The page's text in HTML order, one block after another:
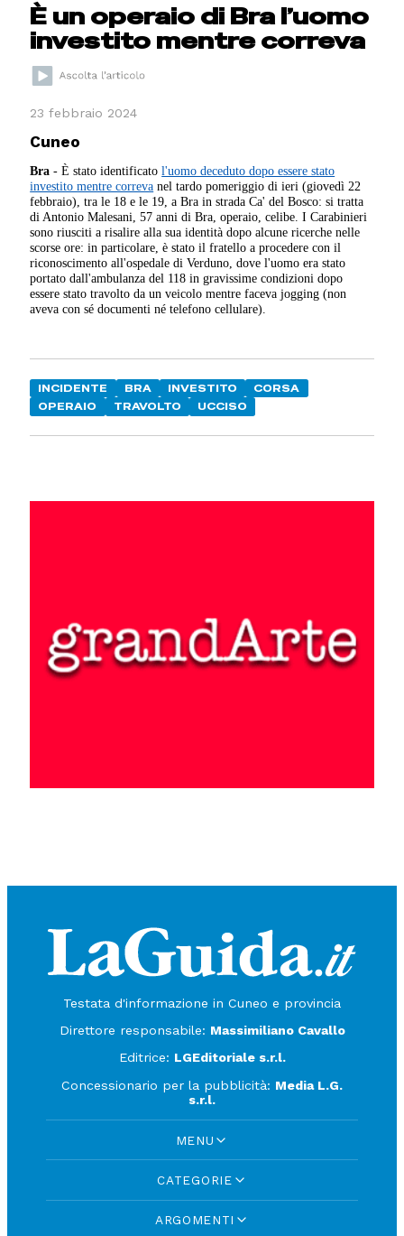
È un operaio di Bra l’uomo
investito mentre correva
23 febbraio 2024
Cuneo
Bra - È stato identificatol'uomo deceduto dopo essere stato
investito mentre correva nel tardo pomeriggio di ieri (giovedì 22
febbraio), tra le 18 e le 19, a Bra in strada Ca' del Bosco: si tratta
di Antonio Malesani, 57 anni di Bra, operaio, celibe. I Carabinieri
sono riusciti a risalire alla sua identità dopo alcune ricerche nelle
scorse ore: in particolare, è stato il fratello a procedere con il
riconoscimento all'ospedale di Verduno, dove l'uomo era stato
portato dall'ambulanza del 118 in gravissime condizioni dopo
essere stato travolto da un veicolo mentre faceva jogging (non
aveva con sé documenti né telefono cellulare).
INCIDENTE BRA INVESTITO
CORSA
OPERAIO
TRAVOLTO UCCISO
Testata d'informazione in Cuneo e provincia
Direttore responsabile: Massimiliano Cavallo
Editrice: LGEditoriale s.r.l.
Concessionario per la pubblicità: Media L.G.
s.r.l.
MENU
CATEGORIE
ARGOMENTI